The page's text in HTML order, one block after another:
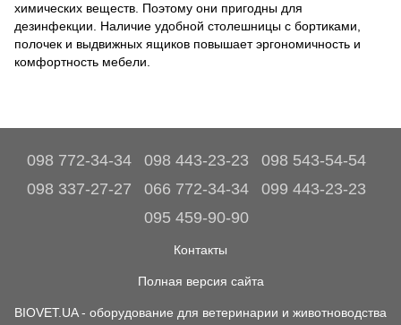
химических веществ. Поэтому они пригодны для
дезинфекции. Наличие удобной столешницы с бортиками,
полочек и выдвижных ящиков повышает эргономичность и
комфортность мебели.
098 772-34-34 098 443-23-23
098 543-54-54
098 337-27-27
066 772-34-34
099 443-23-23
095 459-90-90
Контакты
Полная версия сайта
BIOVET.UA - оборудование для ветеринарии и животноводства